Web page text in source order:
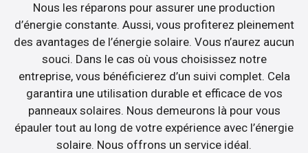
Nous les réparons pour assurer une production
d’énergie constante. Aussi, vous profiterez pleinement
des avantages de l’énergie solaire. Vous n’aurez aucun
souci. Dans le cas où vous choisissez notre
entreprise, vous bénéficierez d’un suivi complet. Cela
garantira une utilisation durable et efficace de vos
panneaux solaires. Nous demeurons là pour vous
épauler tout au long de votre expérience avec l’énergie
solaire. Nous offrons un service idéal.